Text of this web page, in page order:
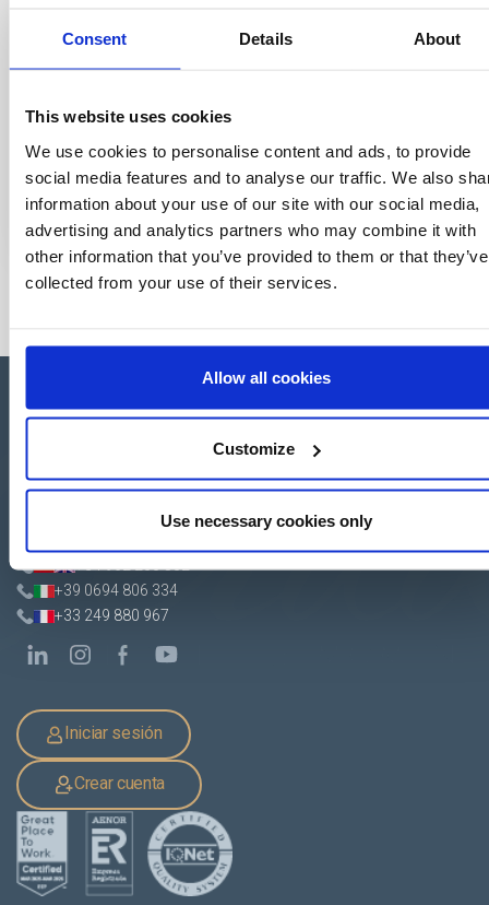
Consent Details About
This website uses cookies
We use cookies to personalise content and ads, to provide
social media features and to analyse our traffic. We also
information about your use of our site with our social media,
advertising and analytics partners who may combine it with
other information that you’ve provided to them or that they’ve
collected from your use of their services.
Allow all cookies
Customize
Use necessary cookies only
Apartado de Correos nº 45
Artesans 1 - 46850 L'Olleria
+39 0694 806 334
+33 249 880 967
Iniciar sesión
Crear cuenta